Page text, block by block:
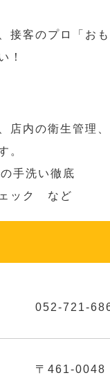
接客のプロ「お
！
店内の衛生管理
。
手洗い徹底
ェック など
052-721-
〒461-0048